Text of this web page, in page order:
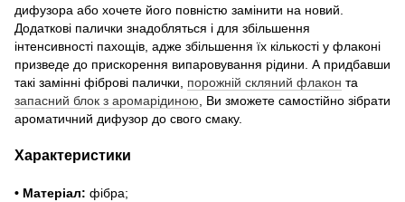
дифузора або хочете його повністю замінити на новий.
Додаткові палички знадобляться і для збільшення
інтенсивності пахощів, адже збільшення їх кількості у флаконі
призведе до прискорення випаровування рідини. А придбавши
такі замінні фіброві палички, порожній скляний флакон та
запасний блок з аромарідиною , Ви зможете самостійно зібрати
ароматичний дифузор до свого смаку.
Характеристики
• Матеріал: фібра;